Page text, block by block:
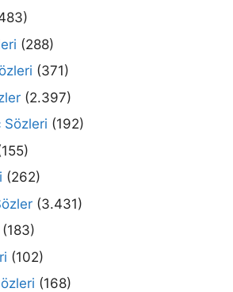
(288)
(371)
(2.397)
(192)
(262)
(3.431)
(183)
(102)
(168)